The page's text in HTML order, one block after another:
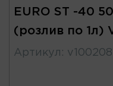
EURO ST -40
(розлив по 1л)
Артикул :